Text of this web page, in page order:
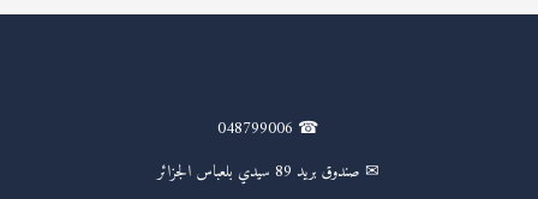
☎ 048799006
✉ صندوق بريد 89 سيدي بلعباس الجزائر